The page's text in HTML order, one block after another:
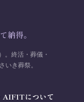
納得。
。終活・葬儀・
いき葬祭。
AIFITについて